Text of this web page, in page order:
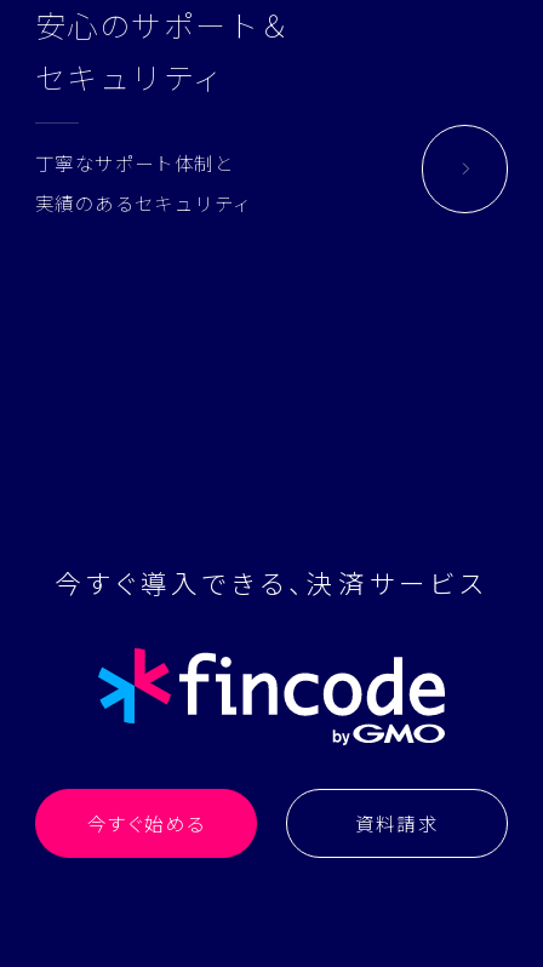
安心のサポート＆
セキュリティ
丁寧なサポート体制と
実績のあるセキュリティ
今すぐ導入できる、決済サービス
今すぐ始める 資料請求